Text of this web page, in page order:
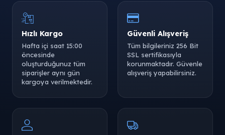
Hızlı Kargo
Hafta içi saat 15:00
öncesinde
oluşturduğunuz tüm
siparişler aynı gün
kargoya verilmektedir.
Güvenli Alışveriş
Tüm bilgileriniz 256 Bit
SSL sertifikasıyla
korunmaktadır. Güvenle
alışveriş yapabilirsiniz.